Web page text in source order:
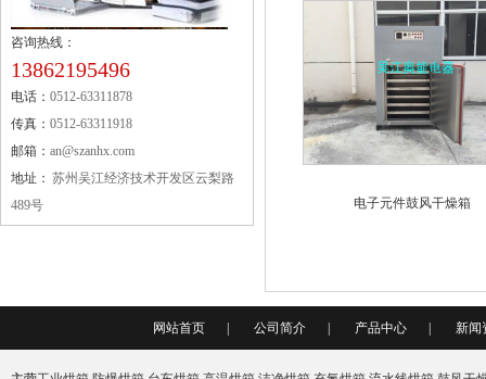
咨询热线：
13862195496
电话： 0512-63311878
传真： 0512-63311918
邮箱： an@szanhx.com
地址： 苏州吴江经济技术开发区云梨路
489号
电子元件鼓风干燥箱
网站首页 公司简介 产品中心 新闻